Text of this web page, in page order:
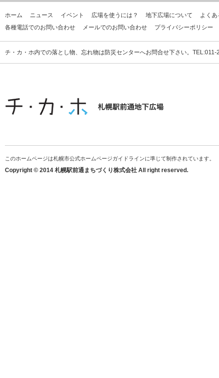
ホーム ニュース イベント 広場を使うには？ 地下広場について
よく
各種電話でのお問い合わせ
メールでのお問い合わせ プライバシーポリシー
チ・カ・ホ内での落とし物、忘れ物は防災センターへお問合せ下さい。
このホームページは札幌市公式ホームページガイドラインに準じて制作されています。
Copyright © 2014 札幌駅前通まちづくり株式会社 All right reserved.